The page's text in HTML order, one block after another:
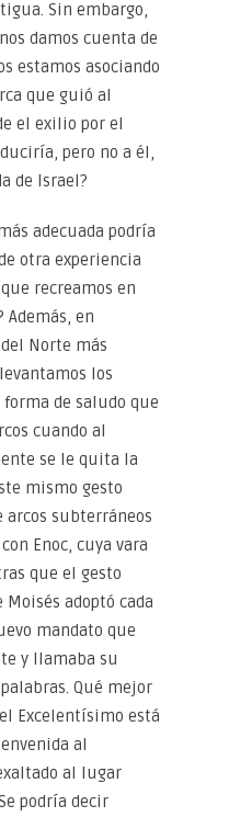
Sin embargo,
damos cuenta de
estamos asociando
que guió al
el exilio por el
pero no a él,
de Israel?
adecuada podría
otra experiencia
recreamos en
Además, en
Norte más
los
de saludo que
cuando al
se le quita la
mismo gesto
subterráneos
Enoc, cuya vara
que el gesto
adoptó cada
mandato que
y llamaba su
Qué mejor
Excelentísimo está
al
al lugar
podría decir